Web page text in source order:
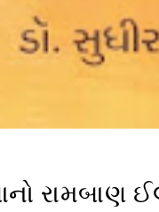
રામબાણ